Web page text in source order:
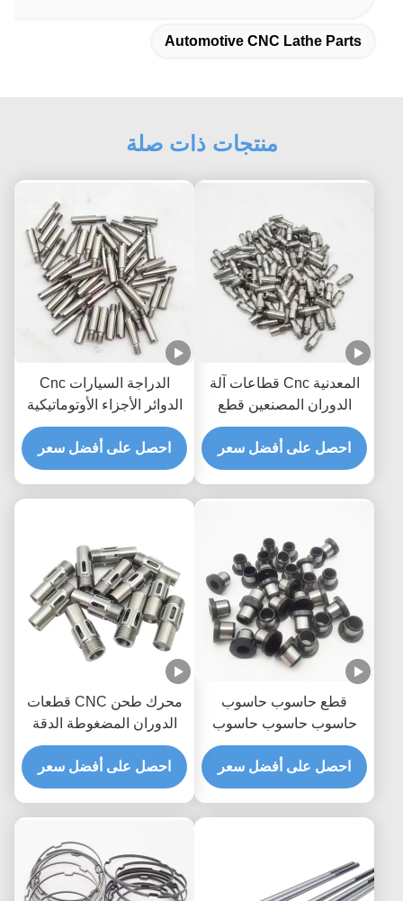
Automotive CNC Lathe Parts
منتجات ذات صلة
المعدنية Cnc قطاعات آلة
الدوران المصنعين قطع
الدوران المخصصة
احصل على أفضل سعر
الدراجة السيارات Cnc
الدوائر الأجزاء الأوتوماتيكية
Cnc محول مشاريع
احصل على أفضل سعر
قطع حاسوب حاسوب
حاسوب حاسوب حاسوب
حاسوب حديد ألومنيوم عالية
الدقة
احصل على أفضل سعر
محرك طحن CNC قطعات
الدوران المضغوطة الدقة
قطع قطع CNC المخصصة
احصل على أفضل سعر